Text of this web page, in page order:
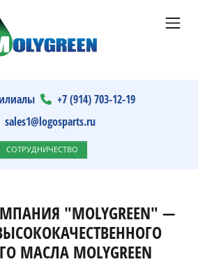
+7 (914) 703-12-19
sales1@logosparts.ru
СОТРУДНИЧЕСТВО
"MOLYGREEN" —
МАСЛА MOLYGREEN